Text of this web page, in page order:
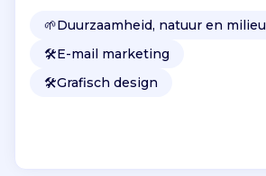
🌱Duurzaamheid, natuur en milieu
🛠️E-mail marketing
🛠️Grafisch design